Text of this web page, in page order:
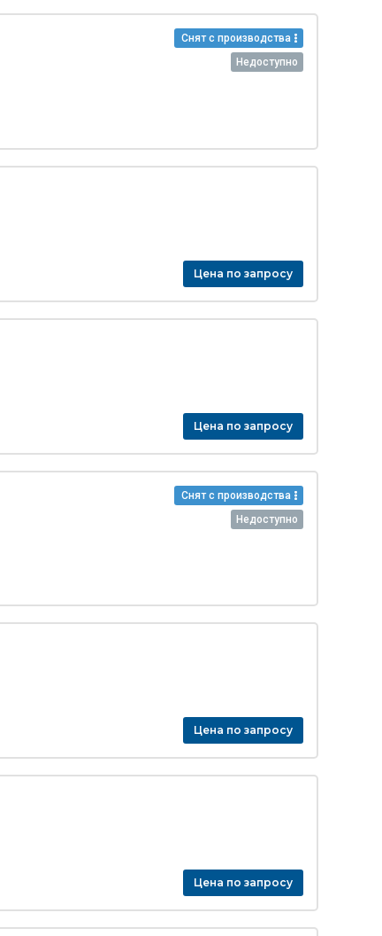
Снят с производства
Недоступно
Цена по запросу
Цена по запросу
Снят с производства
Недоступно
Цена по запросу
Цена по запросу